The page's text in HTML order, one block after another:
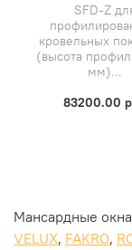
SFD-Z
кровельных
(высота
мм)...
83200.00
Мансардные
VELUX, FAKRO,